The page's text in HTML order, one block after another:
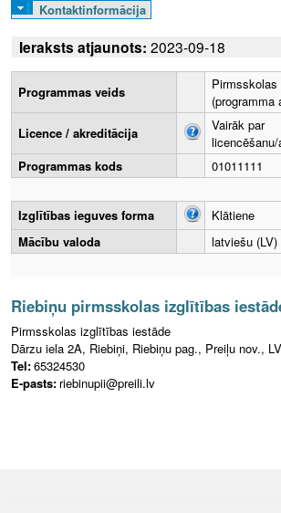
Kontaktinformācija
Ieraksts atjaunots: 2023-09-18
Programmas veids
(programma
Licence / akreditācija
Vairāk par
Programmas kods
01011111
Izglītības ieguves forma
Klātiene
Mācību valoda
latviešu (LV)
Riebiņu pirmsskolas izglītības
Pirmsskolas izglītības iestāde
Dārzu iela 2A, Riebiņi, Riebiņu pag., Preiļu nov.,
Tel:65324530
E-pasts: riebinupii@preili.lv